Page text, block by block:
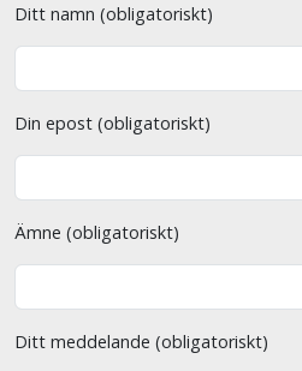
Ditt namn (obligatoriskt)
Din epost (obligatoriskt)
Ämne (obligatoriskt)
Ditt meddelande (obligatoriskt)